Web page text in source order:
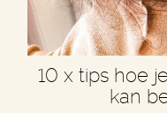
10 x tips hoe
kan